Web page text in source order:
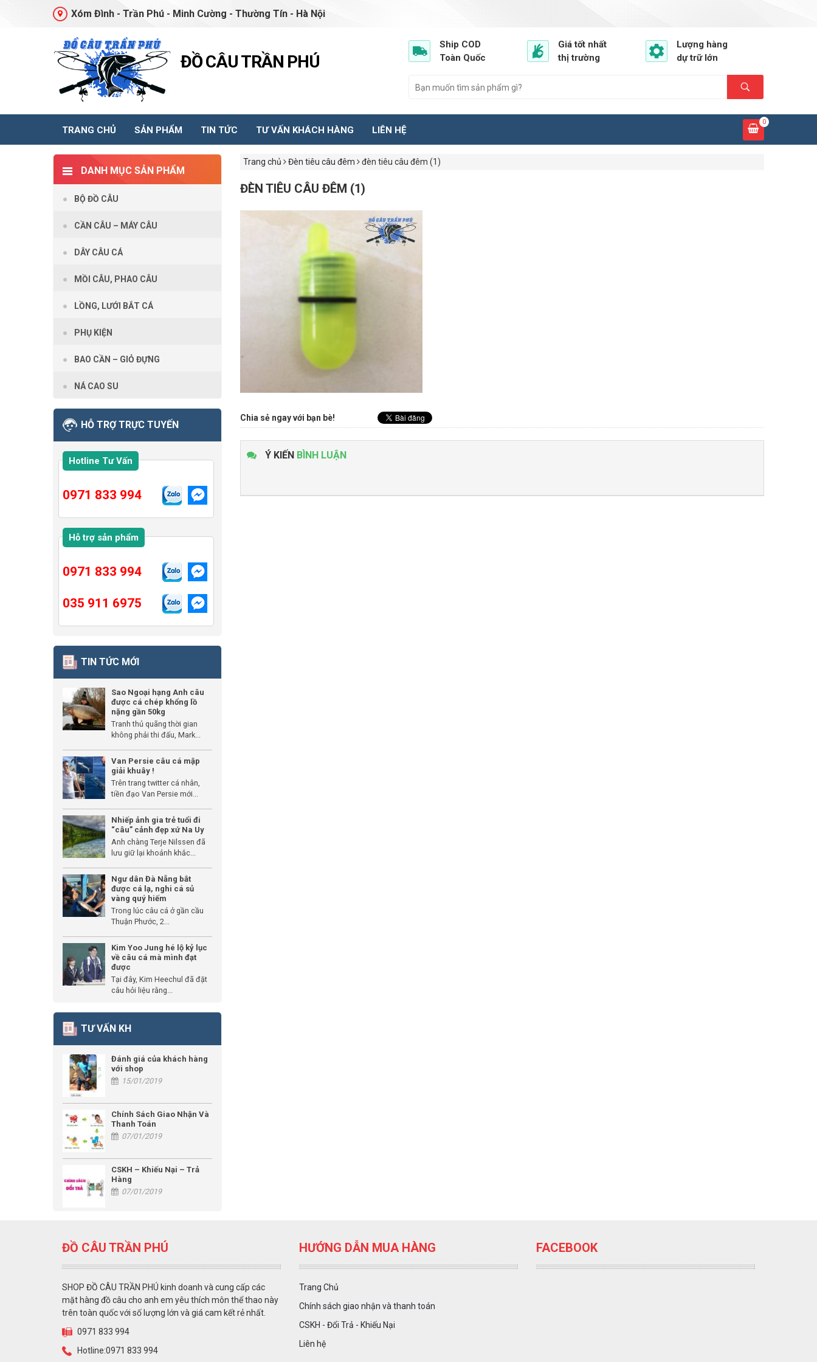
Xóm Đình - Trần Phú - Minh Cường - Thường Tín - Hà Nội
ĐỒ CÂU TRẦN PHÚ
Ship COD
Toàn Quốc
Giá tốt nhất
thị trường
Lượng hàng
dự trữ lớn
TRANG CHỦ SẢN PHẨM TIN TỨC TƯ VẤN KHÁCH HÀNG LIÊN HỆ
0
Trang chủ Đèn tiêu câu đêm đèn tiêu câu đêm (1)
ĐÈN TIÊU CÂU ĐÊM (1)
Chia sẻ ngay với bạn bè!
Ý KIẾN BÌNH LUẬN
DANH MỤC SẢN PHẨM
BỘ ĐỒ CÂU
CẦN CÂU – MÁY CÂU
DÂY CÂU CÁ
MỒI CÂU, PHAO CÂU
LỒNG, LƯỚI BẮT CÁ
PHỤ KIỆN
BAO CẦN – GIỎ ĐỰNG
NÁ CAO SU
HỖ TRỢ TRỰC TUYẾN
Hotline Tư Vấn
0971 833 994
Hỗ trợ sản phẩm
0971 833 994
035 911 6975
TIN TỨC MỚI
Sao Ngoại hạng Anh câu
được cá chép khổng lồ
nặng gần 50kg
Tranh thủ quãng thời gian
không phải thi đấu, Mark...
Van Persie câu cá mập
giải khuây !
Trên trang twitter cá nhân,
tiền đạo Van Persie mới...
Nhiếp ảnh gia trẻ tuổi đi
“câu” cảnh đẹp xứ Na Uy
Anh chàng Terje Nilssen đã
lưu giữ lại khoảnh khắc...
Ngư dân Đà Nẵng bắt
được cá lạ, nghi cá sủ
vàng quý hiếm
Trong lúc câu cá ở gần cầu
Thuận Phước, 2...
Kim Yoo Jung hé lộ kỷ lục
về câu cá mà mình đạt
được
Tại đây, Kim Heechul đã đặt
câu hỏi liệu rằng...
TƯ VẤN KH
Đánh giá của khách hàng
với shop
15/01/2019
Chính Sách Giao Nhận Và
Thanh Toán
07/01/2019
CSKH – Khiếu Nại – Trả
Hàng
07/01/2019
ĐỒ CÂU TRẦN PHÚ
SHOP ĐỒ CÂU TRẦN PHÚ kinh doanh và cung cấp các
mặt hàng đồ câu cho anh em yêu thích môn thể thao này
trên toàn quốc với số lượng lớn và giá cam kết rẻ nhất.
0971 833 994
Hotline:0971 833 994
HƯỚNG DẪN MUA HÀNG
Trang Chủ
Chính sách giao nhận và thanh toán
CSKH - Đổi Trả - Khiếu Nại
Liên hệ
FACEBOOK